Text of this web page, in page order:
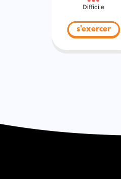
Difficile
s'exercer